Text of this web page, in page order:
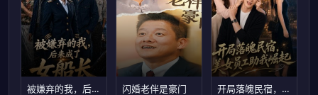
被嫌弃的我，后来成了女船长 闪婚老伴是豪门 开局落魄民宿，美女员工助我崛起